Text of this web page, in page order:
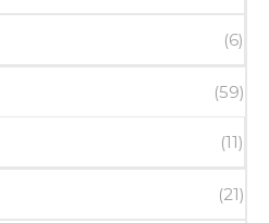
(6)
(59)
(11)
(21)